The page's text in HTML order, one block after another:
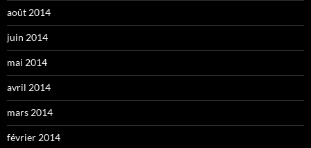
août 2014
juin 2014
mai 2014
avril 2014
mars 2014
février 2014